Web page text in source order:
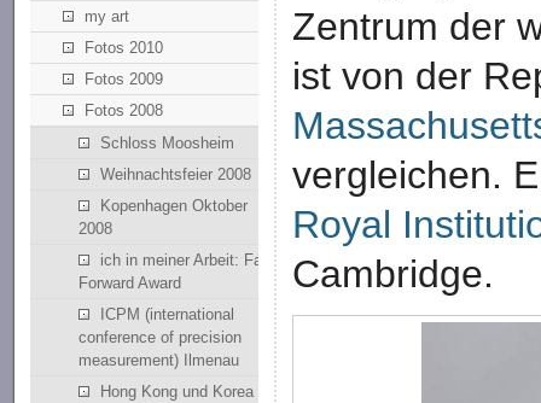
my art
Fotos 2010
Fotos 2009
Fotos 2008
Schloss Moosheim
Weihnachtsfeier 2008
Kopenhagen Oktober
2008
ich in meiner Arbeit: Fast
Forward Award
ICPM (international
conference of precision
measurement) Ilmenau
Hong Kong und Korea
Zentrum der
ist von der
vergleichen.
Royal
Cambridge.